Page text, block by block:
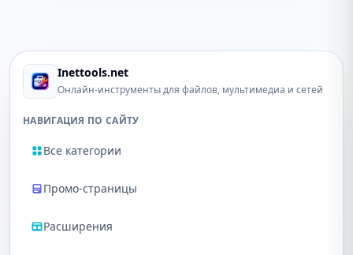
Inettools.net
Онлайн-инструменты для файлов, мультимедиа и сетей
НАВИГАЦИЯ ПО САЙТУ
Все категории
Промо-страницы
Расширения